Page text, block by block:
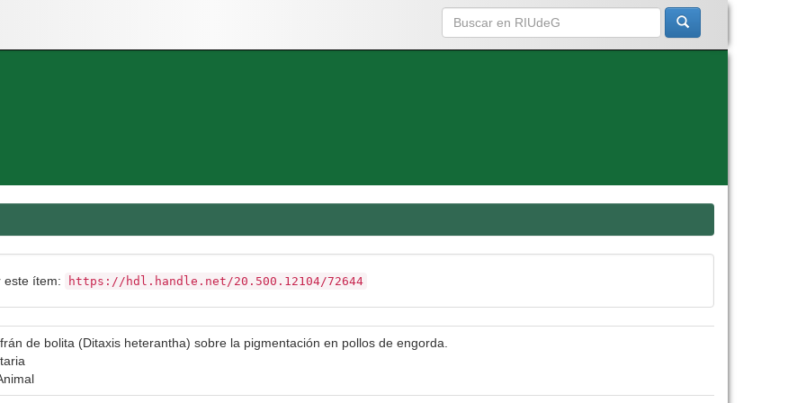
este ítem: https://hdl.handle.net/20.500.12104/72644
de bolita (Ditaxis heterantha) sobre la pigmentación en pollos de engorda.